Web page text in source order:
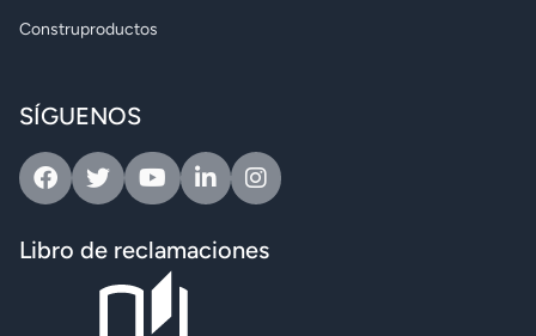
Construproductos
SÍGUENOS
FacebookTwitterYoutubeLinkedinInstagram
Libro de reclamaciones